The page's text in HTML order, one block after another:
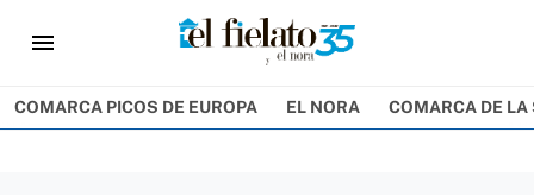
menu
COMARCA PICOS DE EUROPA EL NORA COMARCA DE LA